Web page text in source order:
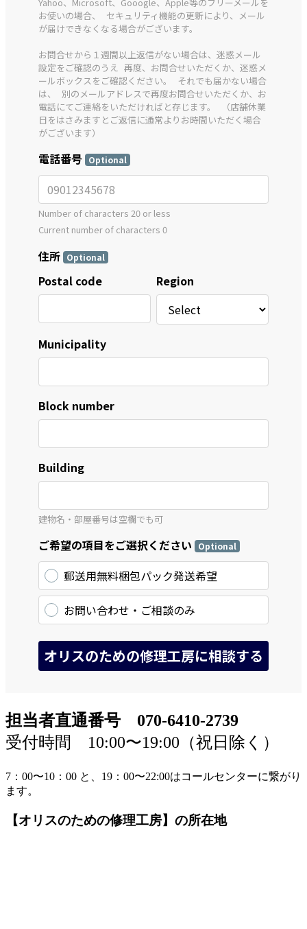
担当者直通番号 070-6410-2739
受付時間 10:00〜19:00（祝日除く）
7：00〜10：00 と、19：00〜22:00はコールセンターに繋がり
ます。
【オリスのための修理工房】の所在地